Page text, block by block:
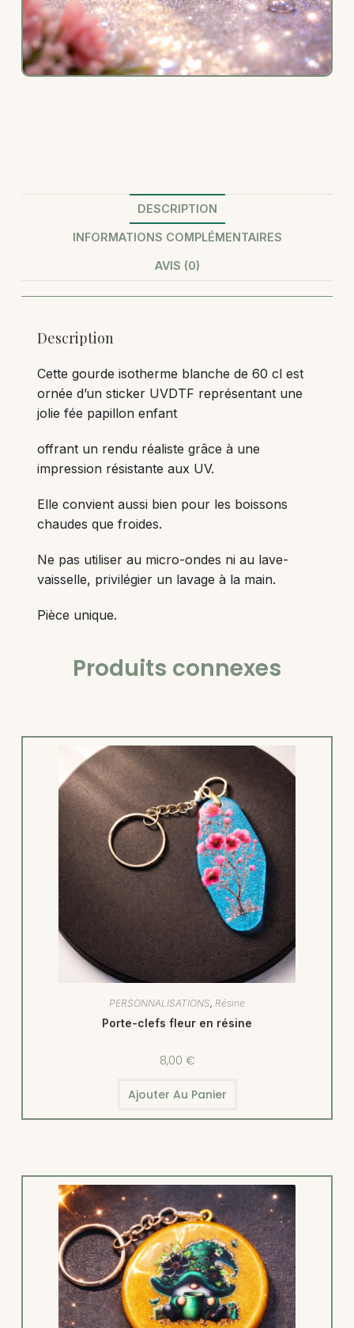
DESCRIPTION
INFORMATIONS COMPLÉMENTAIRES
AVIS (0)
Description
Cette gourde isotherme blanche de 60 cl est
ornée d’un sticker UVDTF représentant une
jolie fée papillon enfant
offrant un rendu réaliste grâce à une
impression résistante aux UV.
Elle convient aussi bien pour les boissons
chaudes que froides.
Ne pas utiliser au micro-ondes ni au lave-
vaisselle, privilégier un lavage à la main.
Pièce unique.
Produits connexes
PERSONNALISATIONS, Résine
Porte-clefs fleur en résine
8,00 €
Ajouter Au Panier